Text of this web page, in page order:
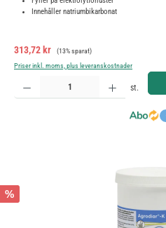
Innehåller natriumbikarbonat
Försäljningspris:
313,72 kr Ordinarie pris:
(13% sparat)
Priser inkl. moms, plus leveranskostnader
Produktkvantitet: Ange önskat belopp eller
st.
%